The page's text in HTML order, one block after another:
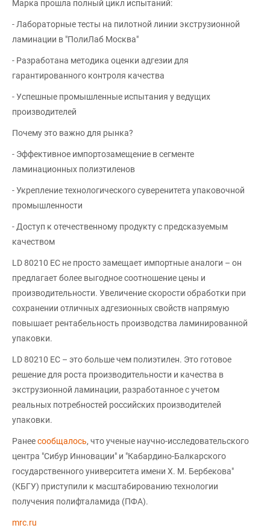
Марка прошла полный цикл испытаний:
- Лабораторные тесты на пилотной линии экструзионной
ламинации в "ПолиЛаб Москва"
- Разработана методика оценки адгезии для
гарантированного контроля качества
- Успешные промышленные испытания у ведущих
производителей
Почему это важно для рынка?
- Эффективное импортозамещение в сегменте
ламинационных полиэтиленов
- Укрепление технологического суверенитета упаковочной
промышленности
- Доступ к отечественному продукту с предсказуемым
качеством
LD 80210 EC не просто замещает импортные аналоги – он
предлагает более выгодное соотношение цены и
производительности. Увеличение скорости обработки при
сохранении отличных адгезионных свойств напрямую
повышает рентабельность производства ламинированной
упаковки.
LD 80210 EC – это больше чем полиэтилен. Это готовое
решение для роста производительности и качества в
экструзионной ламинации, разработанное с учетом
реальных потребностей российских производителей
упаковки.
Ранеесообщалось, что ученые научно-исследовательского
центра "Сибур Инновации" и "Кабардино-Балкарского
государственного университета имени Х. М. Бербекова"
(КБГУ) приступили к масштабированию технологии
получения полифталамида (ПФА).
mrc.ru